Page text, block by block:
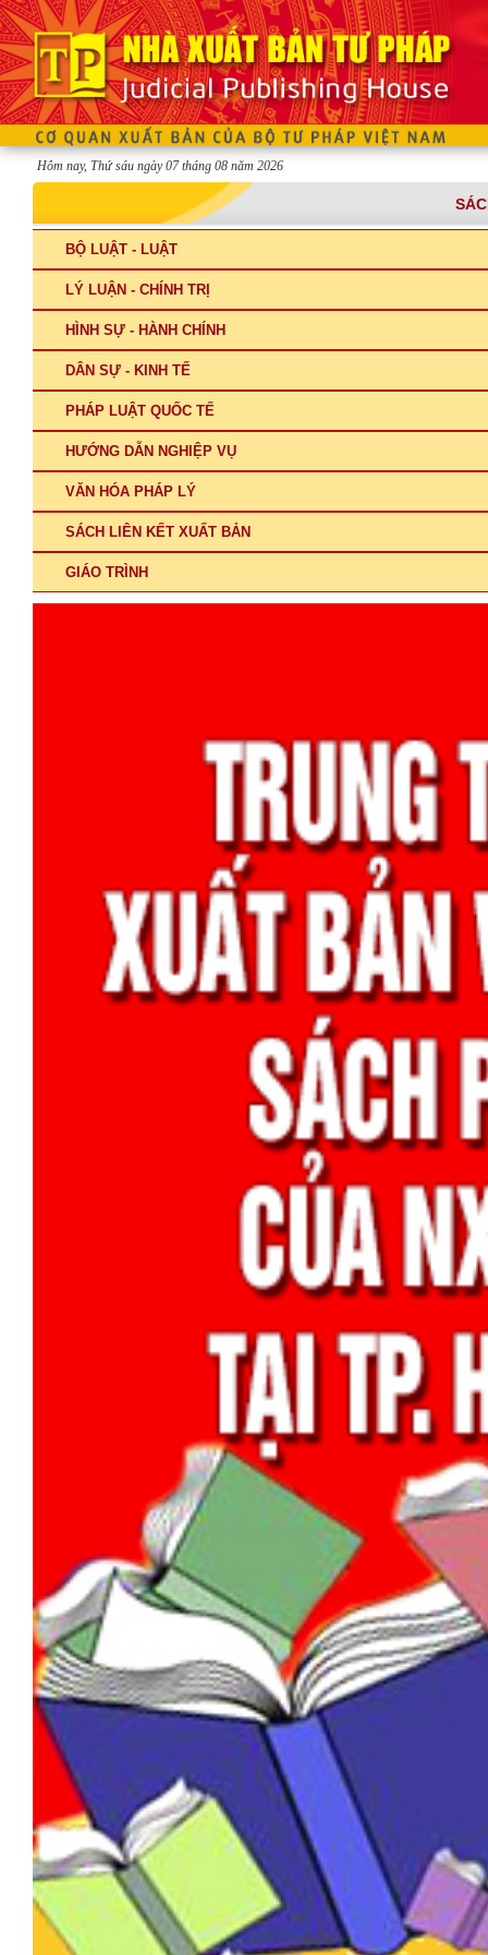
Hôm nay, Thứ sáu ngày 07 tháng 08 năm 2026
BỘ LUẬT - LUẬT
LÝ LUẬN - CHÍNH TRỊ
HÌNH SỰ - HÀNH CHÍNH
DÂN SỰ - KINH TẾ
PHÁP LUẬT QUỐC TẾ
HƯỚNG DẪN NGHIỆP VỤ
VĂN HÓA PHÁP LÝ
SÁCH LIÊN KẾT XUẤT BẢN
GIÁO TRÌNH